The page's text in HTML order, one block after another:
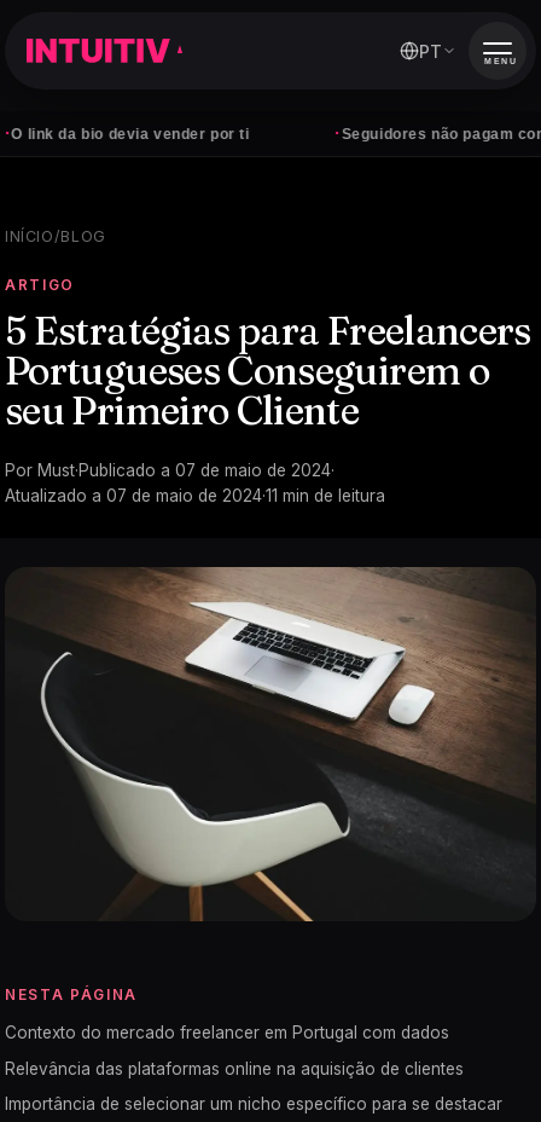
devia vender por ti Seguidores não pagam contas —
PT MENU
INÍCIO/BLOG
ARTIGO
5 Estratégias para Freelancers
Portugueses Conseguirem o
seu Primeiro Cliente
Por Must·Publicado a 07 de maio de 2024·
Atualizado a 07 de maio de 2024·11 min de leitura
NESTA PÁGINA
Contexto do mercado freelancer em Portugal com dados
Relevância das plataformas online na aquisição de clientes
Importância de selecionar um nicho específico para se destacar